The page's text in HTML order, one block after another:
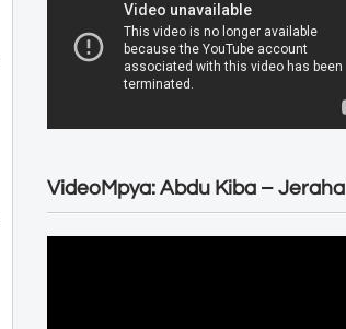
VideoMpya: Abdu Kiba – Jeraha